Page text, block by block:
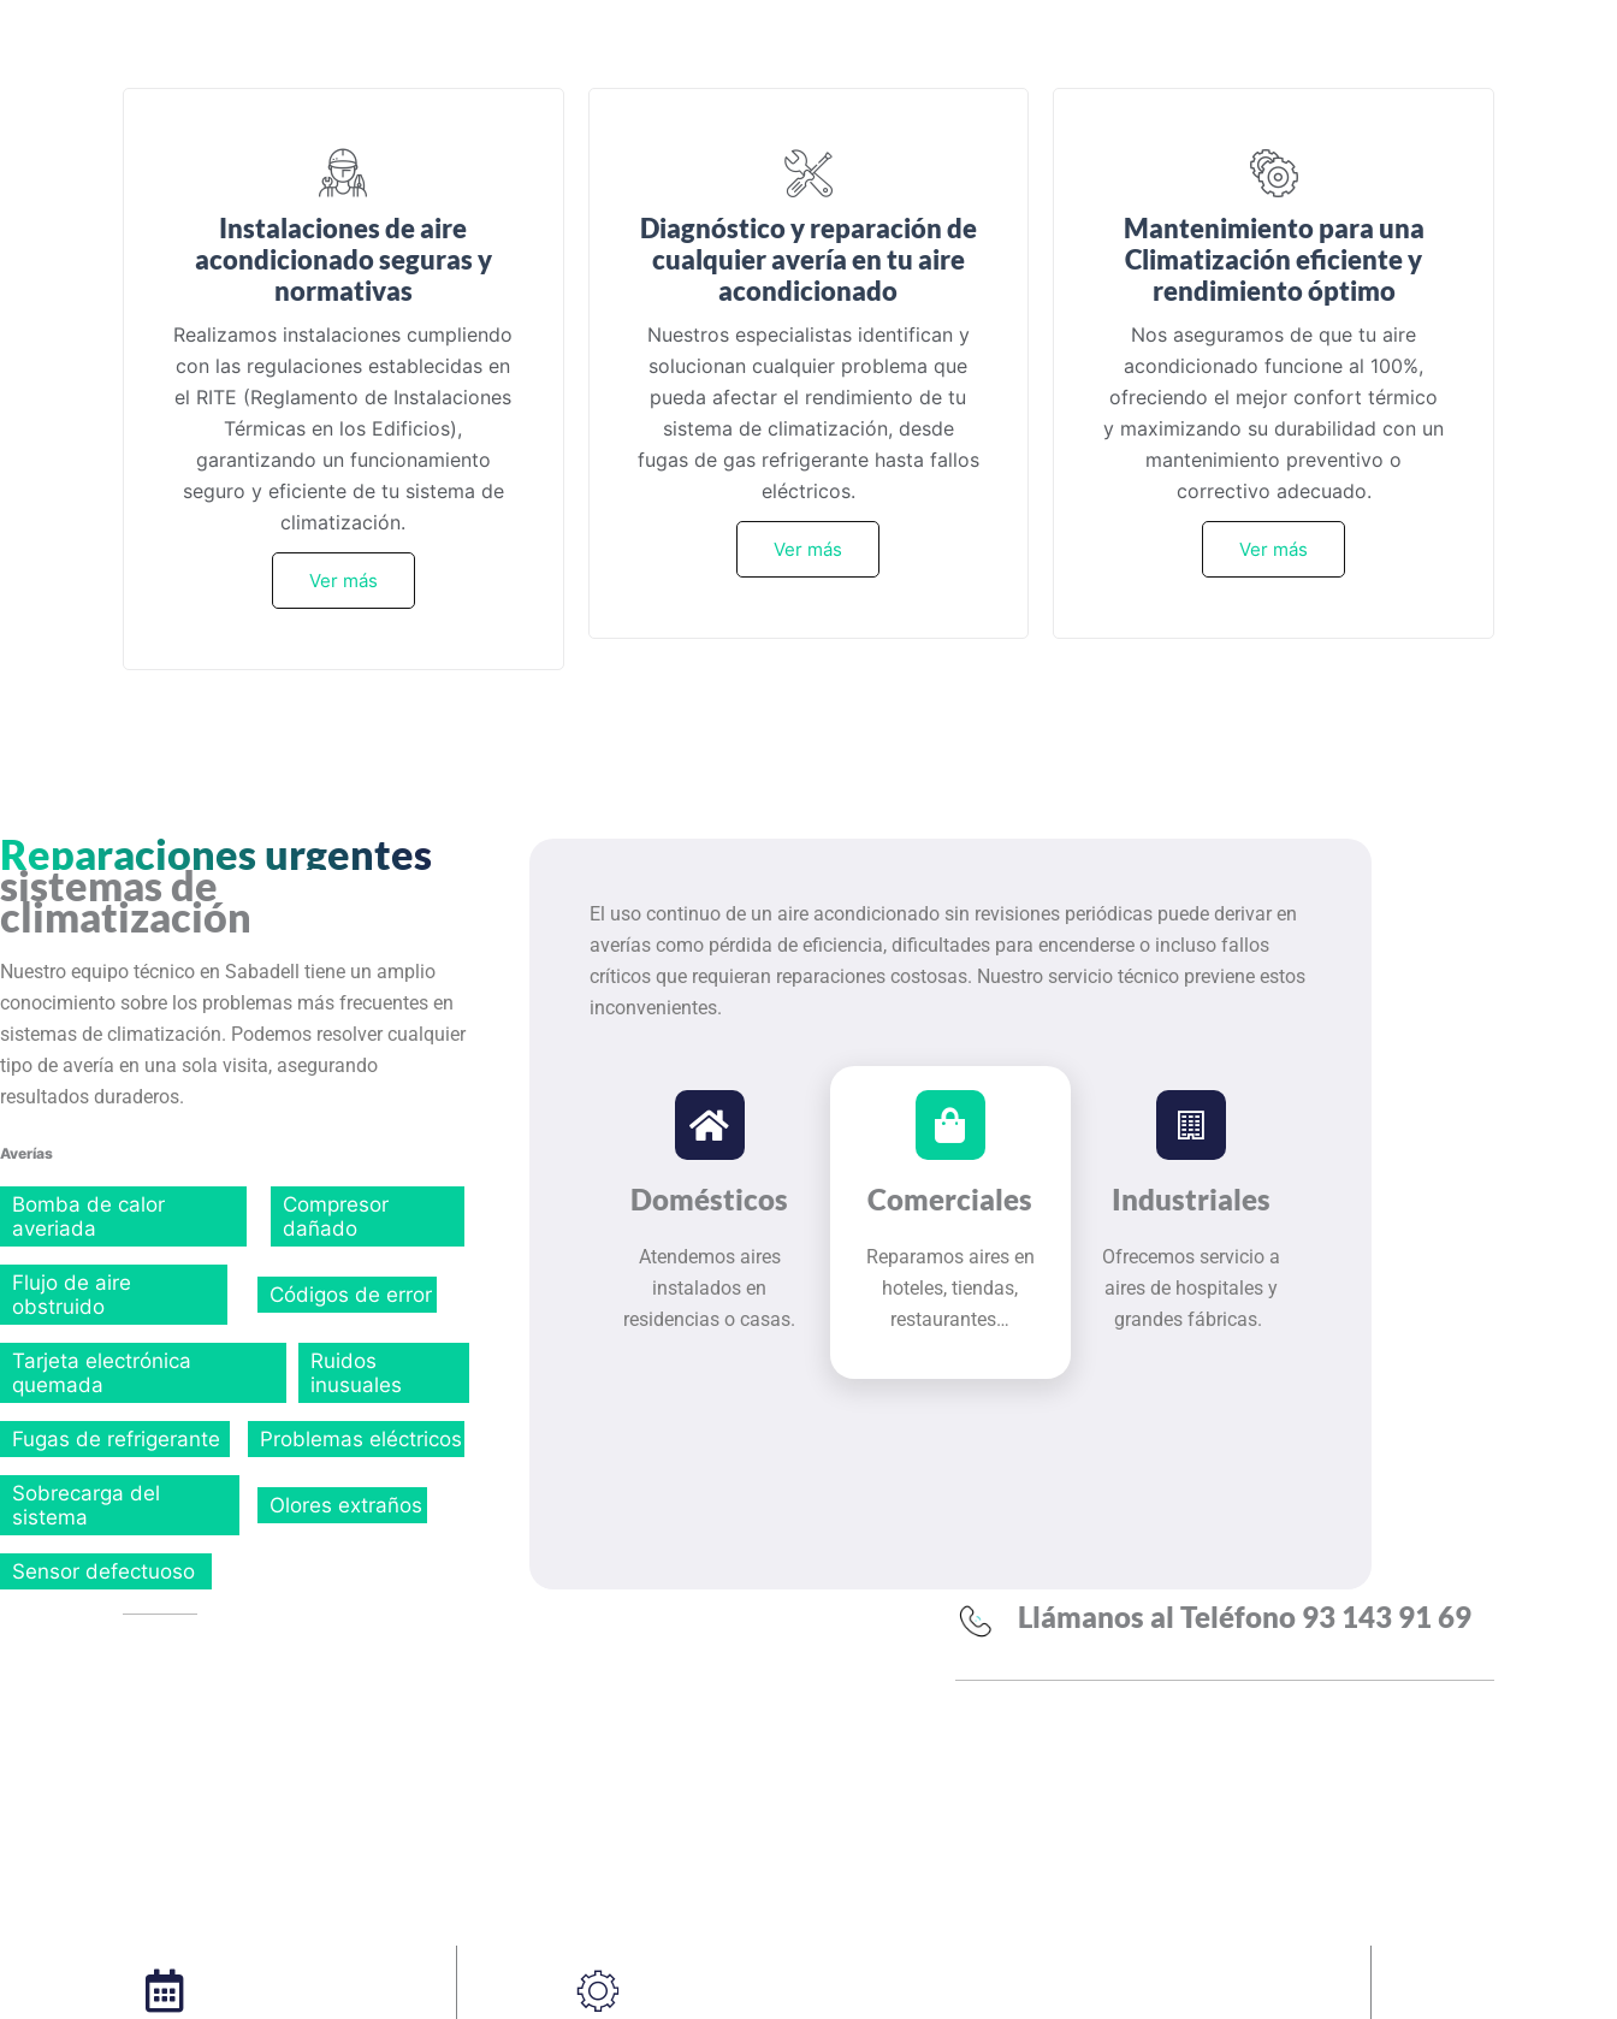
Instalaciones de aire
acondicionado seguras y
normativas
Realizamos instalaciones cumpliendo
con las regulaciones establecidas en
el RITE (Reglamento de Instalaciones
Térmicas en los Edificios),
garantizando un funcionamiento
seguro y eficiente de tu sistema de
climatización.
Ver más
Diagnóstico y reparación de
cualquier avería en tu aire
acondicionado
Nuestros especialistas identifican y
solucionan cualquier problema que
pueda afectar el rendimiento de tu
sistema de climatización, desde
fugas de gas refrigerante hasta fallos
eléctricos.
Ver más
Mantenimiento para una
Climatización eficiente y
rendimiento óptimo
Nos aseguramos de que tu aire
acondicionado funcione al 100%,
ofreciendo el mejor confort térmico
y maximizando su durabilidad con un
mantenimiento preventivo o
correctivo adecuado.
Ver más
Reparaciones urgentes
sistemas de
climatización
Nuestro equipo técnico en Sabadell tiene un amplio
conocimiento sobre los problemas más frecuentes en
sistemas de climatización. Podemos resolver cualquier
tipo de avería en una sola visita, asegurando
resultados duraderos.
Averías
Bomba de calor
averiada
Compresor
dañado
Flujo de aire
obstruido
Códigos de error
Tarjeta electrónica
quemada
Ruidos
inusuales
Fugas de refrigerante Problemas eléctricos
Sobrecarga del
sistema
Olores extraños
Sensor defectuoso
El uso continuo de un aire acondicionado sin revisiones periódicas puede derivar en
averías como pérdida de eficiencia, dificultades para encenderse o incluso fallos
críticos que requieran reparaciones costosas. Nuestro servicio técnico previene estos
inconvenientes.
Domésticos
Atendemos aires
instalados en
residencias o casas.
Comerciales
Reparamos aires en
hoteles, tiendas,
restaurantes…
Industriales
Ofrecemos servicio a
aires de hospitales y
grandes fábricas.
Llámanos al Teléfono 93 143 91 69